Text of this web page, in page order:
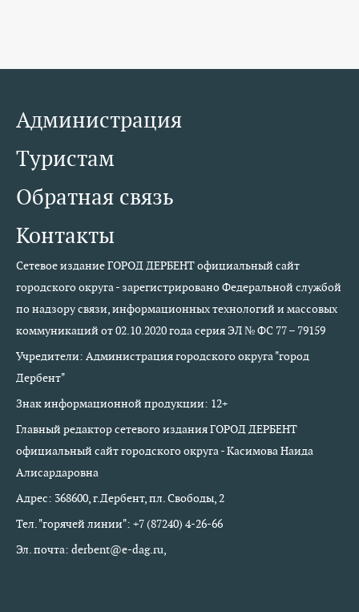
Администрация
Туристам
Обратная связь
Контакты
Сетевое издание ГОРОД ДЕРБЕНТ официальный сайт
городского округа - зарегистрировано Федеральной службой
по надзору связи, информационных технологий и массовых
коммуникаций от 02.10.2020 года серия ЭЛ № ФС 77 – 79159
Учредители: Администрация городского округа "город
Дербент"
Знак информационной продукции: 12+
Главный редактор сетевого издания ГОРОД ДЕРБЕНТ
официальный сайт городского округа - Касимова Наида
Алисардаровна
Адрес: 368600, г.Дербент, пл. Свободы, 2
Тел. "горячей линии": +7 (87240) 4-26-66
Эл. почта: derbent@e-dag.ru,